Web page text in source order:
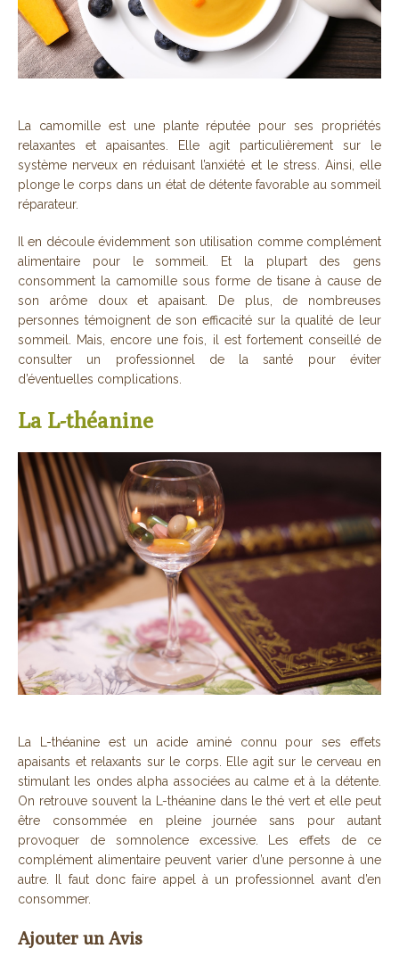
La camomille est une plante réputée pour ses propriétés
relaxantes et apaisantes. Elle agit particulièrement sur le
système nerveux en réduisant l’anxiété et le stress. Ainsi, elle
plonge le corps dans un état de détente favorable au sommeil
réparateur.
Il en découle évidemment son utilisation comme complément
alimentaire pour le sommeil. Et la plupart des gens
consomment la camomille sous forme de tisane à cause de
son arôme doux et apaisant. De plus, de nombreuses
personnes témoignent de son efficacité sur la qualité de leur
sommeil. Mais, encore une fois, il est fortement conseillé de
consulter un professionnel de la santé pour éviter
d’éventuelles complications.
La L-théanine
La L-théanine est un acide aminé connu pour ses effets
apaisants et relaxants sur le corps. Elle agit sur le cerveau en
stimulant les ondes alpha associées au calme et à la détente.
On retrouve souvent la L-théanine dans le thé vert et elle peut
être consommée en pleine journée sans pour autant
provoquer de somnolence excessive. Les effets de ce
complément alimentaire peuvent varier d’une personne à une
autre. Il faut donc faire appel à un professionnel avant d’en
consommer.
Ajouter un Avis